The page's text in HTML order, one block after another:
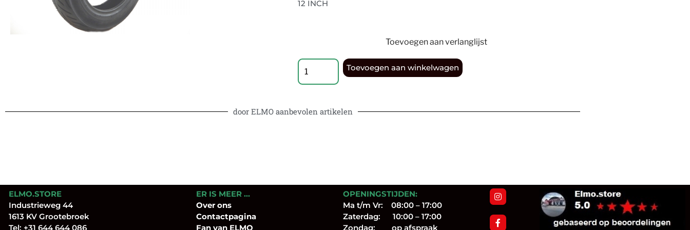
12 INCH
Toevoegen aan verlanglijst
Toevoegen aan winkelwagen
door ELMO aanbevolen artikelen
ELMO.STORE
Industrieweg 44
1613 KV Grootebroek
Tel: +31 644 644 086
ER IS MEER …
Over ons
Contactpagina
Fanvan ELMO
OPENINGSTIJDEN:
Ma t/m Vr: 08:00 – 17:00
Zaterdag: 10:00 – 17:00
Zondag: op afspraak